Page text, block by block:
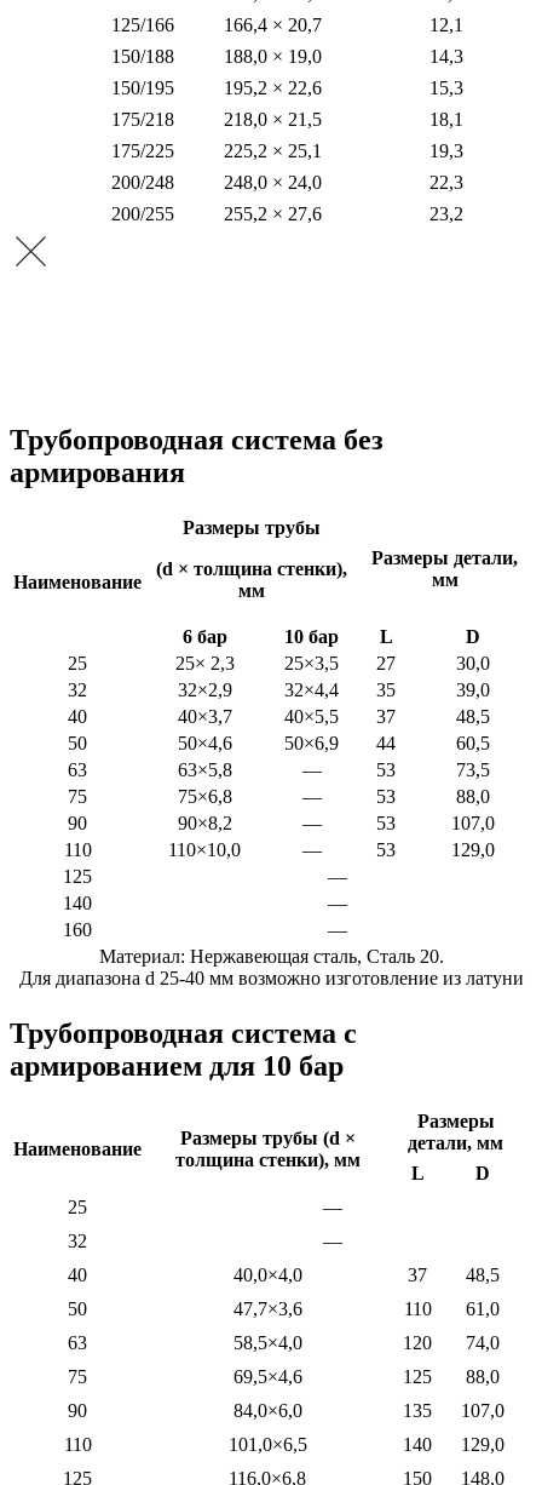
125/166
166,4 × 20,7
12,1
150/188
188,0 × 19,0
14,3
150/195
195,2 × 22,6
15,3
175/218
218,0 × 21,5
18,1
175/225
225,2 × 25,1
19,3
200/248
248,0 × 24,0
22,3
200/255
255,2 × 27,6 23,2
Трубопроводная система без
армирования
Наименование
Размеры трубы
(d × толщина стенки),
мм
Размеры детали,
мм
6 бар 10 бар L
D
25
25× 2,3 25×3,5 27
30,0
32
32×2,9 32×4,4 35
39,0
40
40×3,7 40×5,5 37
48,5
50
50×4,6 50×6,9 44
60,5
63
63×5,8 — 53
73,5
75
75×6,8 — 53
88,0
90
90×8,2 — 53
107,0
110
110×10,0 — 53
129,0
125
—
140
—
160
—
Материал: Нержавеющая сталь, Сталь 20.
Для диапазона d 25-40 мм возможно изготовление из латуни
Трубопроводная система с
армированием для 10 бар
Наименование
Размеры трубы (d ×
толщина стенки), мм
Размеры
детали, мм
L
D
25
—
32
—
40
40,0×4,0 37
48,5
50
47,7×3,6 110
61,0
63
58,5×4,0 120
74,0
75
69,5×4,6 125
88,0
90
84,0×6,0 135
107,0
110
101,0×6,5 140
129,0
125
116,0×6,8 150
148,0